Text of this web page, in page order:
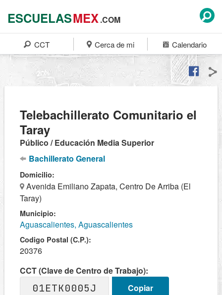
ESCUELASMEX.COM
CCT Cerca de mi Calendario
Telebachillerato Comunitario el
Taray
Público / Educación Media Superior
Bachillerato General
Domicilio:
Avenida Emiliano Zapata, Centro De Arriba (El
Taray)
Municipio:
Aguascalientes, Aguascalientes
Codigo Postal (C.P.):
20376
CCT (Clave de Centro de Trabajo):
01ETK0005J
Copiar